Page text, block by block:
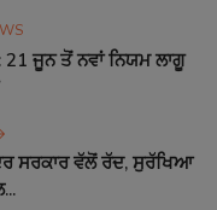
21 ਜੂਨ ਤੋਂ ਨਵਾਂ ਨਿਯਮ ਲਾਗੂ
ਸਰਕਾਰ ਵੱਲੋਂ ਰੱਦ, ਸੁਰੱਖਿਆ